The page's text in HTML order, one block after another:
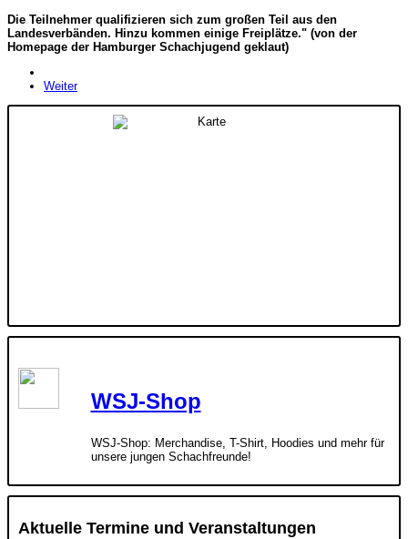
Die Teilnehmer qualifizieren sich zum großen Teil aus den
Landesverbänden. Hinzu kommen einige Freiplätze." (von der
Homepage der Hamburger Schachjugend geklaut)
Weiter
WSJ-Shop
WSJ-Shop: Merchandise, T-Shirt, Hoodies und mehr für
unsere jungen Schachfreunde!
Aktuelle Termine und Veranstaltungen